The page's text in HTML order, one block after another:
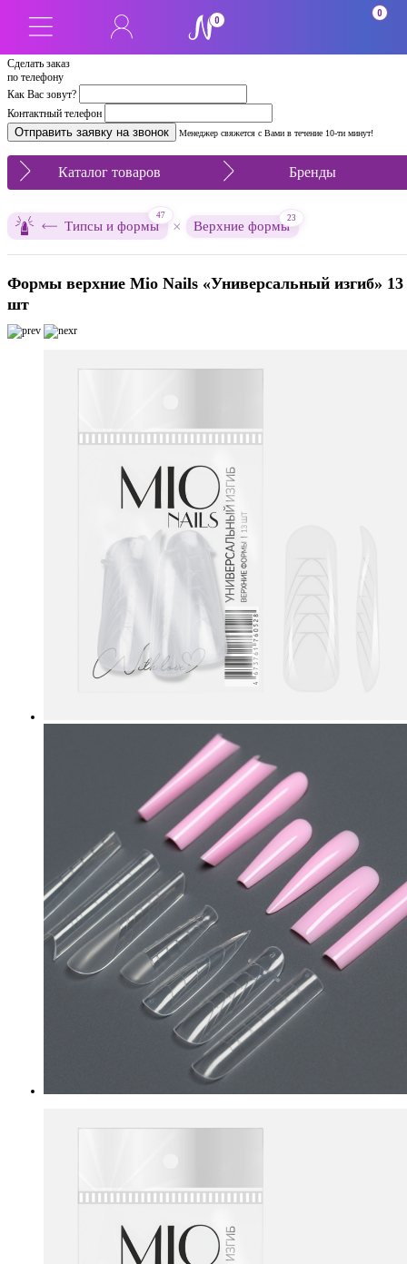
Сделать заказ
по телефону
Как Вас зовут?
Контактный телефон
Менеджер свяжется с Вами в течение 10-ти минут!
0
0
Каталог товаров Бренды
Типсы и формы
47
× Верхние формы
23
Формы верхние Mio Nails «Универсальный изгиб» 13
шт